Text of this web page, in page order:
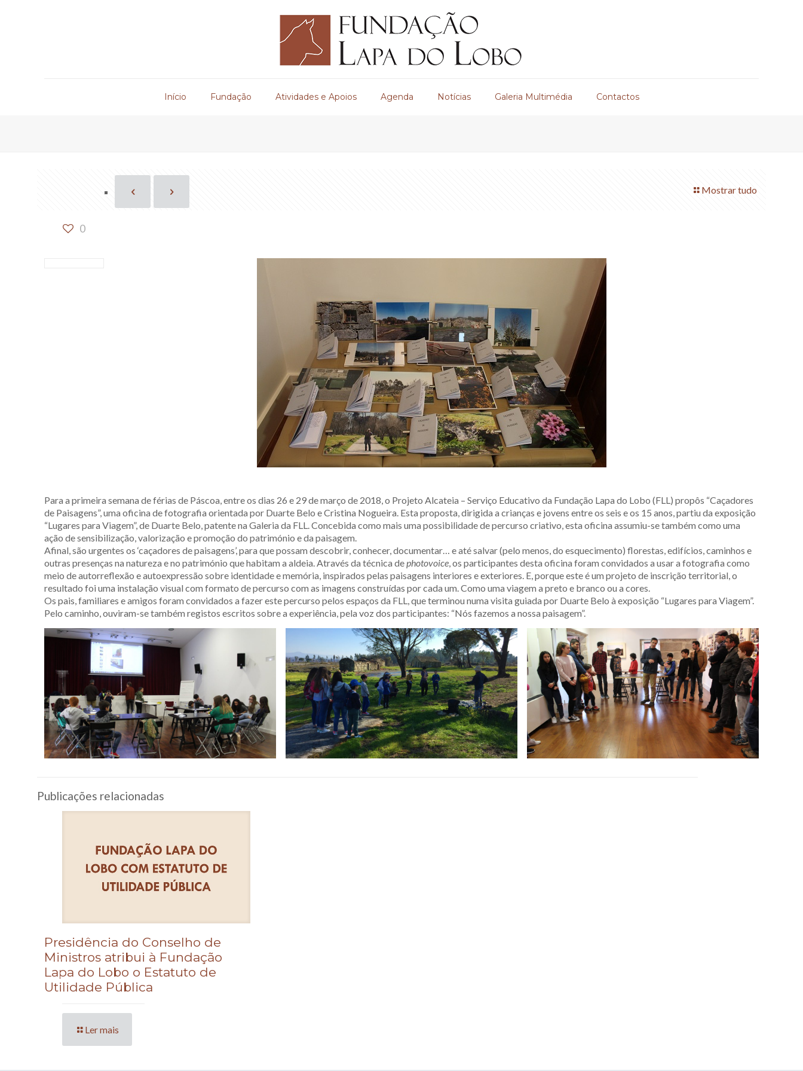
Início Fundação Atividades e Apoios Agenda Notícias Galeria Multimédia Contactos
Mostrar tudo
0
Para a primeira semana de férias de Páscoa, entre os dias 26 e 29 de março de 2018, o Projeto Alcateia – Serviço Educativo da Fundação Lapa do Lobo (FLL) propôs “Caçadores
de Paisagens”, uma oficina de fotografia orientada por Duarte Belo e Cristina Nogueira. Esta proposta, dirigida a crianças e jovens entre os seis e os 15 anos, partiu da exposição
“Lugares para Viagem”, de Duarte Belo, patente na Galeria da FLL. Concebida como mais uma possibilidade de percurso criativo, esta oficina assumiu-se também como uma
ação de sensibilização, valorização e promoção do património e da paisagem.
Afinal, são urgentes os ‘caçadores de paisagens’, para que possam descobrir, conhecer, documentar… e até salvar (pelo menos, do esquecimento) florestas, edifícios, caminhos e
outras presenças na natureza e no património que habitam a aldeia. Através da técnica dephotovoice, os participantes desta oficina foram convidados a usar a fotografia como
meio de autorreflexão e autoexpressão sobre identidade e memória, inspirados pelas paisagens interiores e exteriores. E, porque este é um projeto de inscrição territorial, o
resultado foi uma instalação visual com formato de percurso com as imagens construídas por cada um. Como uma viagem a preto e branco ou a cores.
Os pais, familiares e amigos foram convidados a fazer este percurso pelos espaços da FLL, que terminou numa visita guiada por Duarte Belo à exposição “Lugares para Viagem”.
Pelo caminho, ouviram-se também registos escritos sobre a experiência, pela voz dos participantes: “Nós fazemos a nossa paisagem”.
Publicações relacionadas
Presidência do Conselho de
Ministros atribui à Fundação
Lapa do Lobo o Estatuto de
Utilidade Pública
Ler mais